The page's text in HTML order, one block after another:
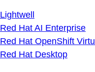
Lightwell
Red Hat AI Enterprise
Red Hat OpenShift
Red Hat Desktop